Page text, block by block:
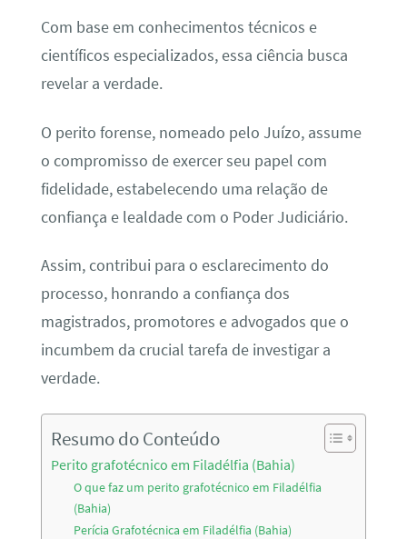
Com base em conhecimentos técnicos e
científicos especializados, essa ciência busca
revelar a verdade.
O perito forense, nomeado pelo Juízo, assume
o compromisso de exercer seu papel com
fidelidade, estabelecendo uma relação de
confiança e lealdade com o Poder Judiciário.
Assim, contribui para o esclarecimento do
processo, honrando a confiança dos
magistrados, promotores e advogados que o
incumbem da crucial tarefa de investigar a
verdade.
Resumo do Conteúdo
Perito grafotécnico em Filadélfia (Bahia)
O que faz um perito grafotécnico em Filadélfia
(Bahia)
Perícia Grafotécnica em Filadélfia (Bahia)